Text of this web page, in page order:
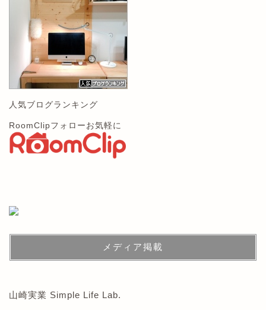
人気ブログランキング
RoomClipフォローお気軽に
メディア掲載
山崎実業 Simple Life Lab.